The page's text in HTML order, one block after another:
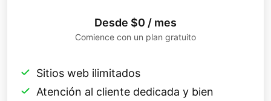
Desde $0 / mes
Comience con un plan gratuito
Sitios web ilimitados
Atención al cliente dedicada y bien